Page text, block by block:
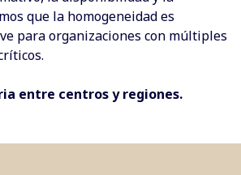
que la homogeneidad es
para organizaciones con múltiples
entre centros y regiones.